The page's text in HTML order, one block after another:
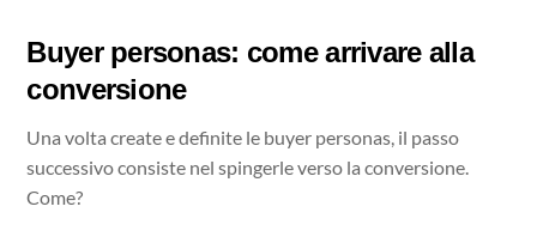
Buyer personas: come arrivare alla
conversione
Una volta create e definite le buyer personas, il passo
successivo consiste nel spingerle verso la conversione.
Come?